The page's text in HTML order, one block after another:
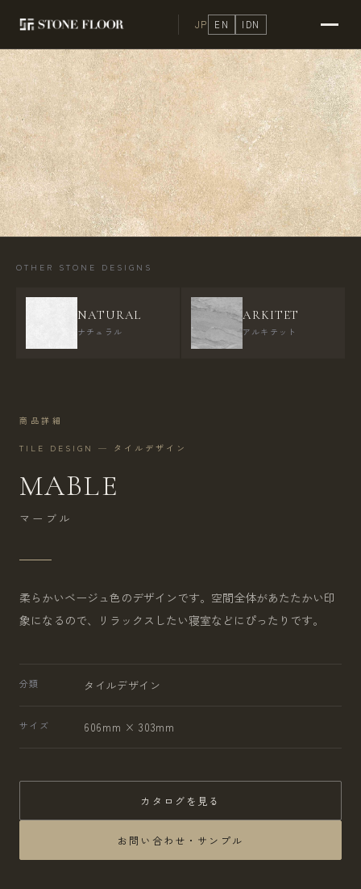
JP EN IDN
OTHER STONE DESIGNS
NATURAL
ナチュラル
ARKITET
アルキテット
商品詳細
TILE DESIGN — タイルデザイン
MABLE
マーブル
柔らかいベージュ色のデザインです。空間全体があたたかい印
象になるので、リラックスしたい寝室などにぴったりです。
分類 タイルデザイン
サイズ 606mm × 303mm
カタログを見る
お問い合わせ・サンプル